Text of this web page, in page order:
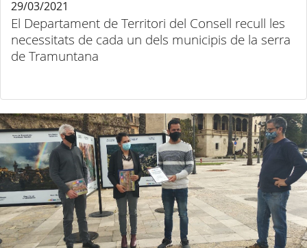
El Departament de Territori del Consell recull les
necessitats de cada un dels municipis de la serra
de Tramuntana
29/03/2021